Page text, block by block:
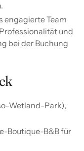
engagierte Team
und
bei der Buchung
Wetland-Park),
Boutique-B&B für